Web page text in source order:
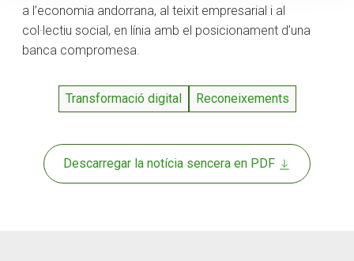
a l’economia andorrana, al teixit empresarial i al
col·lectiu social, en línia amb el posicionament d’una
banca compromesa.
Transformació digital Reconeixements
Descarregar la notícia sencera en PDF